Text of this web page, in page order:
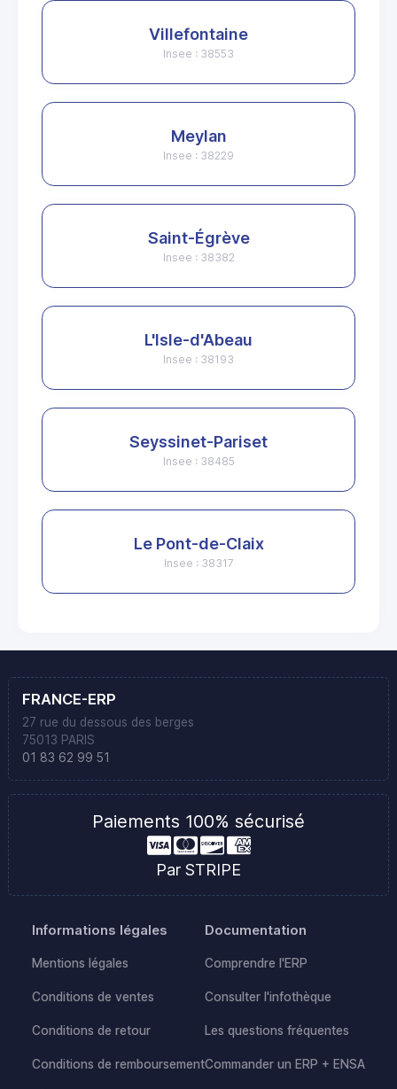
Villefontaine
Insee : 38553
Meylan
Insee : 38229
Saint-Égrève
Insee : 38382
L'Isle-d'Abeau
Insee : 38193
Seyssinet-Pariset
Insee : 38485
Le Pont-de-Claix
Insee : 38317
FRANCE-ERP
27 rue du dessous des berges
75013 PARIS
01 83 62 99 51
Paiements 100% sécurisé
Par STRIPE
Informations légales
Mentions légales
Conditions de ventes
Conditions de retour
Conditions de remboursement
Documentation
Comprendre l'ERP
Consulter l'infothèque
Les questions fréquentes
Commander un ERP + ENSA